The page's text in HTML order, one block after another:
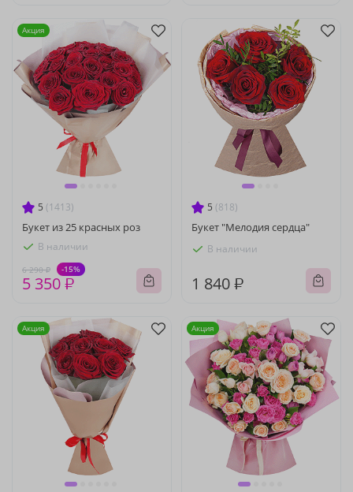
5 (1413)
Букет из 25 красных роз
В наличии
6 290 ₽ -15%
5 350 ₽
Акция
5 (818)
Букет "Мелодия сердца"
В наличии
1 840 ₽
Акция Акция